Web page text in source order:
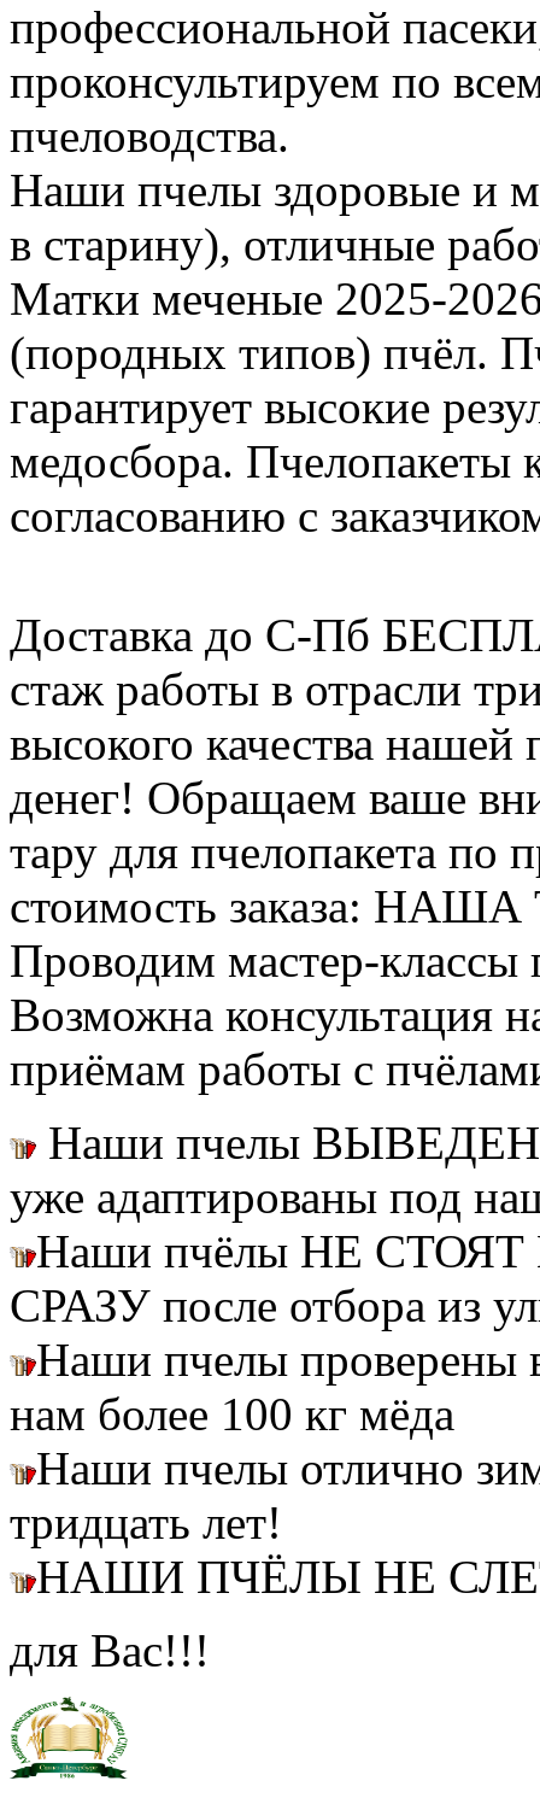
профессиональной
проконсультируем по
пчеловодства.
Наши пчелы здоровые и
в старину), отличные
Матки меченые 2025-
(породных типов) пчёл.
гарантирует высокие
медосбора. Пчелопакеты
согласованию с
Доставка до С-Пб
стаж работы в отрасли
высокого качества
денег! Обращаем ваше
тару для пчелопакета по
стоимость заказа:
Проводим мастер-классы
Возможна консультация
приёмам работы с
Наши пчелы
уже адаптированы под
Наши пчёлы НЕ СТОЯТ
СРАЗУ после отбора из
Наши пчелы
нам более 100 кг мёда
Наши пчелы отлично
тридцать лет!
НАШИ ПЧЁЛЫ НЕ
для Вас!!!